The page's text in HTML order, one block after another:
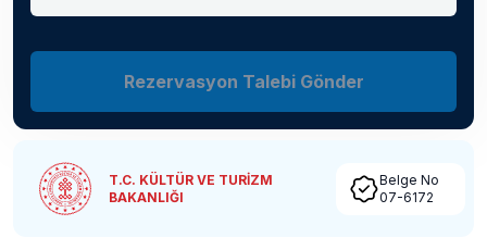
Rezervasyon Talebi Gönder
T.C. KÜLTÜR VE TURİZM
BAKANLIĞI
Belge No
07-6172